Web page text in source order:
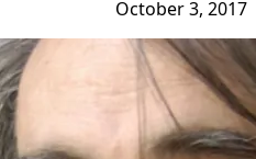
October 3, 2017